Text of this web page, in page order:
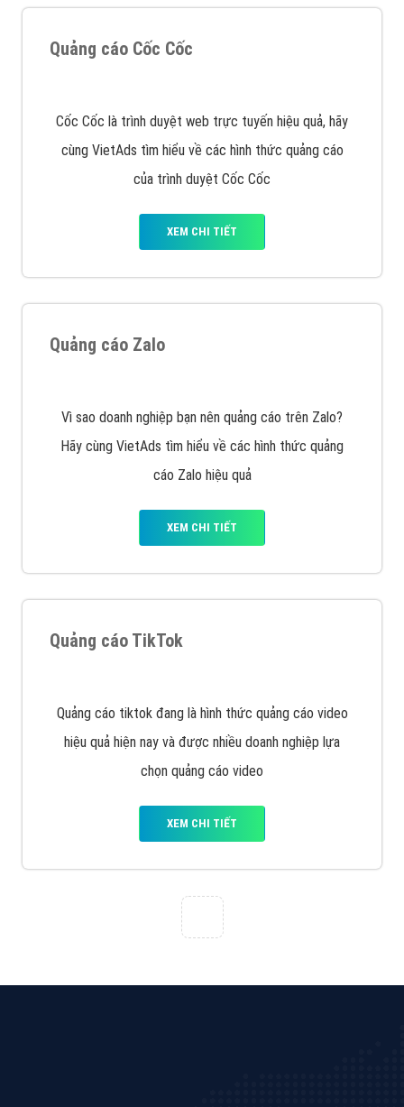
Quảng cáo Cốc Cốc
Cốc Cốc là trình duyệt web trực tuyến hiệu quả, hãy
cùng VietAds tìm hiểu về các hình thức quảng cáo
của trình duyệt Cốc Cốc
XEM CHI TIẾT
Quảng cáo Zalo
Vì sao doanh nghiệp bạn nên quảng cáo trên Zalo?
Hãy cùng VietAds tìm hiểu về các hình thức quảng
cáo Zalo hiệu quả
XEM CHI TIẾT
Quảng cáo TikTok
Quảng cáo tiktok đang là hình thức quảng cáo video
hiệu quả hiện nay và được nhiều doanh nghiệp lựa
chọn quảng cáo video
XEM CHI TIẾT